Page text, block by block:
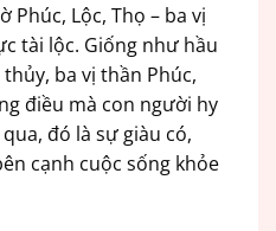
Lộc, Thọ – ba vị
tài lộc. Giống như hầu
ba vị thần Phúc,
điều mà con người hy
đó là sự giàu có,
cạnh cuộc sống khỏe